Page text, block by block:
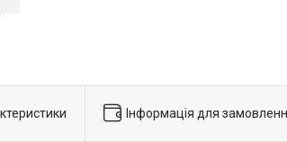
Інформація для